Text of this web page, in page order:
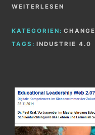
WEITERLESEN
KATEGORIEN: CHANGE
TAGS: INDUSTRIE 4.0